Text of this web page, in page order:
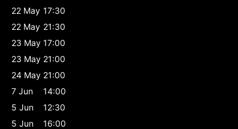
22 May 17:30
22 May 21:30
23 May 17:00
23 May 21:00
24 May 21:00
7 Jun
14:00
5 Jun
12:30
5 Jun
16:00